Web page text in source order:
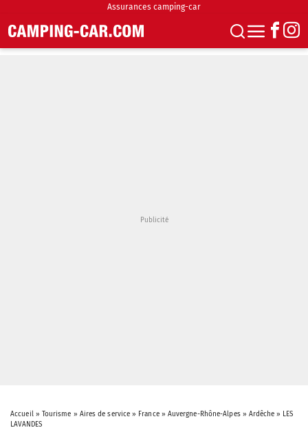
Assurances camping-car
Accueil» Tourisme » Aires de service » France» Auvergne-Rhône-Alpes» Ardêche » LES
LAVANDES